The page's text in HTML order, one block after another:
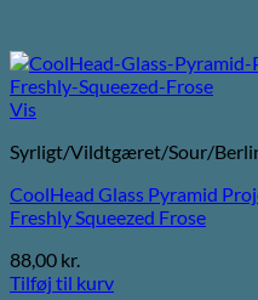
Vis
Syrligt/Vildtgæret/Sour/
CoolHead Glass Pyramid
Freshly Squeezed Frose
88,00 kr.
Tilføj til kurv